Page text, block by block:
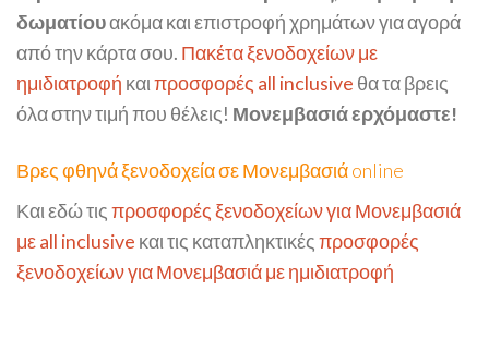
δωματίουακόμα και επιστροφή χρημάτων για αγορά
από την κάρτα σου. Πακέτα ξενοδοχείων με
ημιδιατροφή καιπροσφορές all inclusive θα τα βρεις
όλα στην τιμή που θέλεις! Μονεμβασιά ερχόμαστε!
Βρες φθηνά ξενοδοχεία σε Μονεμβασιά online
Και εδώ τιςπροσφορές ξενοδοχείων για Μονεμβασιά
με all inclusive και τις καταπληκτικέςπροσφορές
ξενοδοχείων για Μονεμβασιά με ημιδιατροφή